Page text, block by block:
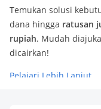
Temukan solusi
dana hingga ratusan
rupiah. Mudah
dicairkan!
Pelajari Lebih Lanjut